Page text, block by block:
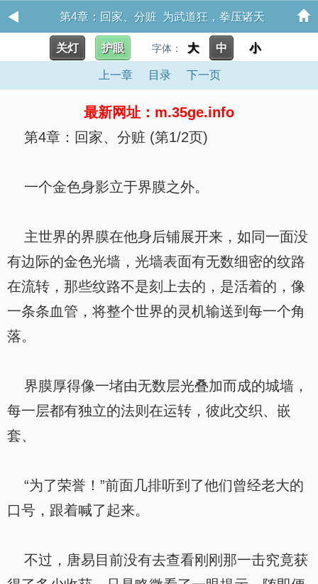
第4章：回家、分赃 为武道狂，拳压诸天
关灯 护眼 字体： 大 中 小
上一章 目录 下一页
最新网址：m.35ge.info
第4章：回家、分赃 (第1/2页)
一个金色身影立于界膜之外。
主世界的界膜在他身后铺展开来，如同一面没
有边际的金色光墙，光墙表面有无数细密的纹路
在流转，那些纹路不是刻上去的，是活着的，像
一条条血管，将整个世界的灵机输送到每一个角
落。
界膜厚得像一堵由无数层光叠加而成的城墙，
每一层都有独立的法则在运转，彼此交织、嵌
套、
“为了荣誉！”前面几排听到了他们曾经老大的
口号，跟着喊了起来。
不过，唐易目前没有去查看刚刚那一击究竟获